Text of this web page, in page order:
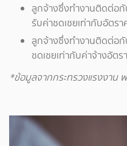
ลูกจ้างซึ่งทำงานติดต่อ
รับค่าชดเชยเท่ากับอัตร
ลูกจ้างซึ่งทำงานติดต่อ
ชดเชยเท่ากับค่าจ้างอัต
*ข้อมูลจากกระทรวงแรงงาน